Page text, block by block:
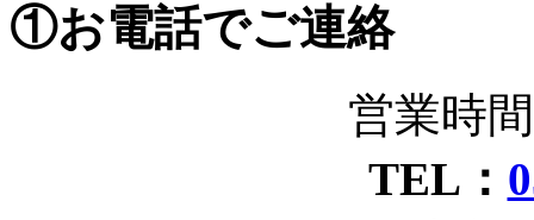
①お電話でご連絡
営業時
TEL：